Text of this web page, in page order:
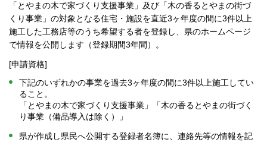
「とやまの木で家づくり支援事業」及び「木の香るとやまの街づ
くり事業」の対象となる住宅・施設を直近3ヶ年度の間に3件以上
施工した工務店等のうち希望する者を登録し、県のホームページ
で情報を公開します（登録期間3年間）。
[申請資格]
下記のいずれかの事業を過去3ヶ年度の間に3件以上施工してい
ること。
「とやまの木で家づくり支援事業」「木の香るとやまの街づく
り事業（備品導入は除く）」
県が作成し県民へ公開する登録者名簿に、連絡先等の情報を記